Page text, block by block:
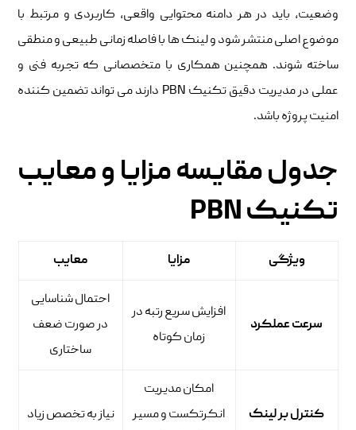
وضعیت، باید در هر دامنه محتوایی واقعی، کاربردی و مرتبط با
موضوع اصلی منتشر شود و لینک ها با فاصله زمانی طبیعی و منطقی
ساخته شوند. همچنین همکاری با متخصصانی که تجربه فنی و
عملی در مدیریت دقیق تکنیک PBN دارند می تواند تضمین کننده
امنیت پروژه باشد.
جدول مقایسه مزایا و معایب
تکنیک PBN
ویژگی مزایا معایب
سرعت عملکرد
افزایش سریع رتبه در
زمان کوتاه
احتمال شناسایی
در صورت ضعف
ساختاری
کنترل بر لینک
امکان مدیریت
انکرتکست و مسیر
نیاز به تخصص زیاد